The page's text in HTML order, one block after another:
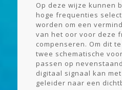
Op deze wijze kunnen
hoge frequenties
worden om een
van het oor voor deze
compenseren. Om dit
twee schematische
passen op
digitaal signaal kan
geleider naar een